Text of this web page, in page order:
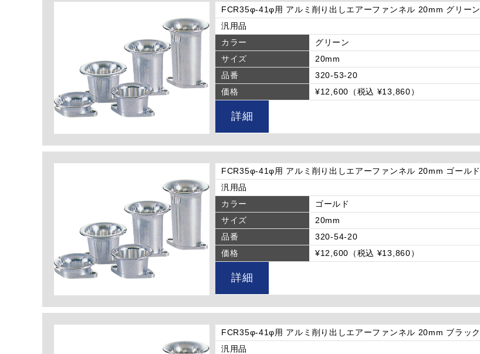
FCR35φ-41φ用 アルミ削り出しエアーファンネル 20mm グリーン
汎用品
カラー
グリーン
サイズ
20mm
品番
320-53-20
価格
¥12,600（税込 ¥13,860）
詳細
FCR35φ-41φ用 アルミ削り出しエアーファンネル 20mm ゴールド
汎用品
カラー
ゴールド
サイズ
20mm
品番
320-54-20
価格
¥12,600（税込 ¥13,860）
詳細
FCR35φ-41φ用 アルミ削り出しエアーファンネル 20mm ブラック
汎用品